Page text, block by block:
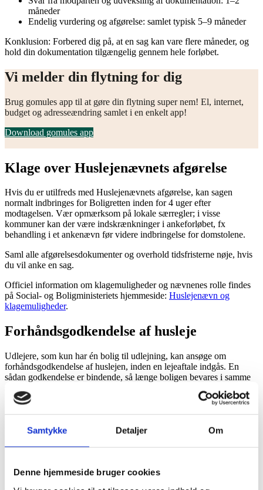
Samtykke Detaljer Om
Denne hjemmeside bruger cookies
måneder
Endelig vurdering og afgørelse: samlet typisk 5–9 måneder
Konklusion: Forbered dig på, at en sag kan vare flere måneder, og
hold din dokumentation tilgængelig gennem hele forløbet.
Vi melder din flytning for dig
Brug gomules app til at gøre din flytning super nem! El, internet,
budget og adresseændring samlet i en enkelt app!
Download gomules app
Klage over Huslejenævnets afgørelse
Hvis du er utilfreds med Huslejenævnets afgørelse, kan sagen
normalt indbringes for Boligretten inden for 4 uger efter
modtagelsen. Vær opmærksom på lokale særregler; i visse
kommuner kan der være indskrænkninger i ankeforløbet, fx
behandling i et ankenævn før videre indbringelse for domstolene.
Saml alle afgørelsesdokumenter og overhold tidsfristerne nøje, hvis
du vil anke en sag.
Officiel information om klagemuligheder og nævnenes rolle findes
på Social- og Boligministeriets hjemmeside: Huslejenævn og
klagemuligheder.
Forhåndsgodkendelse af husleje
Udlejere, som kun har én bolig til udlejning, kan ansøge om
forhåndsgodkendelse af huslejen, inden en lejeaftale indgås. En
sådan godkendelse er bindende, så længe boligen bevares i samme
lejeren normalt ikke kan få lejen nedsat på det grundlag.
Væsentlige punkter ved forhåndsgodkendelse:
Målrettet ejere af enkeltboliger
Forhåndsgodkendelsen beskytter udlejers beregning af husleje
Konklusion: Forhåndsgodkendelse kan reducere risikoen for senere